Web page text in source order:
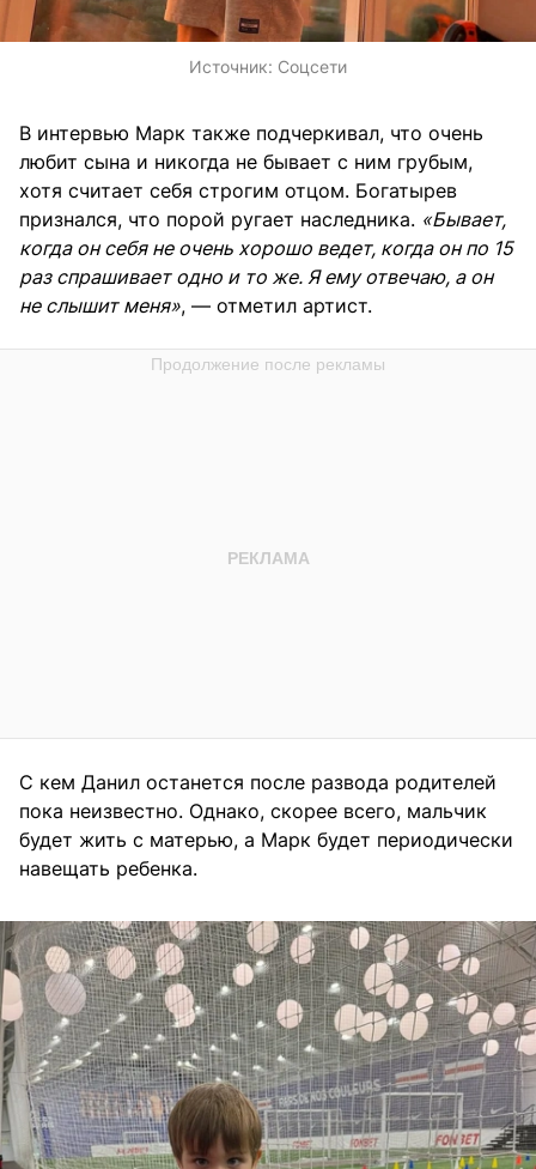
Источник: Соцсети
В интервью Марк также подчеркивал, что очень
любит сына и никогда не бывает с ним грубым,
хотя считает себя строгим отцом. Богатырев
признался, что порой ругает наследника. «Бывает,
когда он себя не очень хорошо ведет, когда он по 15
раз спрашивает одно и то же. Я ему отвечаю, а он
не слышит меня», — отметил артист.
С кем Данил останется после развода родителей
пока неизвестно. Однако, скорее всего, мальчик
будет жить с матерью, а Марк будет периодически
навещать ребенка.